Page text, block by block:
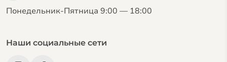
Понедельник-Пятница 9:00 — 18:00
Наши социальные сети